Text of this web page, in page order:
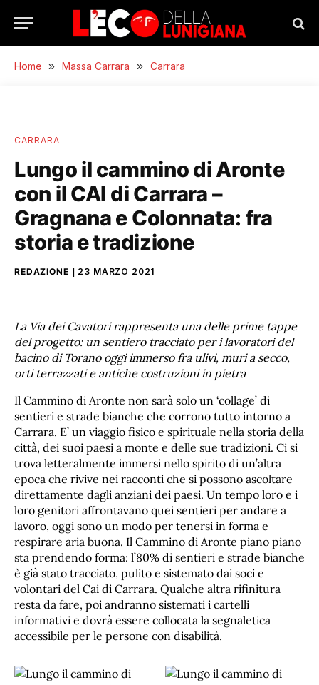
Home » Massa Carrara » Carrara
CARRARA
Lungo il cammino di Aronte
con il CAI di Carrara –
Gragnana e Colonnata: fra
storia e tradizione
REDAZIONE 23 MARZO 2021
La Via dei Cavatori rappresenta una delle prime tappe
del progetto: un sentiero tracciato per i lavoratori del
bacino di Torano oggi immerso fra ulivi, muri a secco,
orti terrazzati e antiche costruzioni in pietra
Il Cammino di Aronte non sarà solo un ‘collage’ di
sentieri e strade bianche che corrono tutto intorno a
Carrara. E’ un viaggio fisico e spirituale nella storia della
città, dei suoi paesi a monte e delle sue tradizioni. Ci si
trova letteralmente immersi nello spirito di un’altra
epoca che rivive nei racconti che si possono ascoltare
direttamente dagli anziani dei paesi. Un tempo loro e i
loro genitori affrontavano quei sentieri per andare a
lavoro, oggi sono un modo per tenersi in forma e
respirare aria buona. Il Cammino di Aronte piano piano
sta prendendo forma: l’80% di sentieri e strade bianche
è già stato tracciato, pulito e sistemato dai soci e
volontari del Cai di Carrara. Qualche altra rifinitura
resta da fare, poi andranno sistemati i cartelli
informativi e dovrà essere collocata la segnaletica
accessibile per le persone con disabilità.